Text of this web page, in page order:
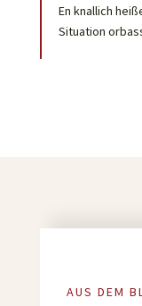
En knallich
Situation
AUS DEM